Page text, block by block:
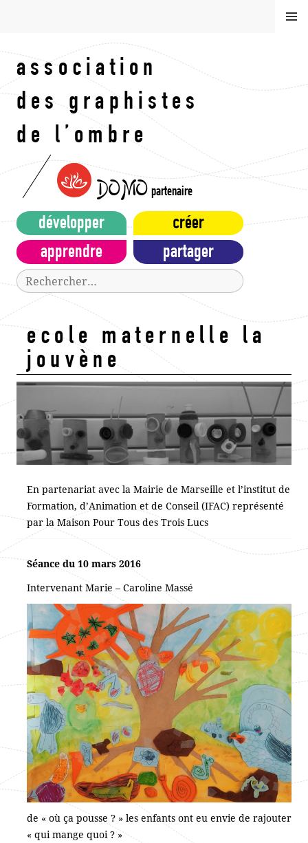
principal
association
des graphistes
de l’ombre
DOMO partenaire
MEN
U
développer
créer
apprendre
partager
Rechercher :
ecole maternelle la
jouvène
En partenariat avec la Mairie de Marseille et l’institut de
Formation, d’Animation et de Conseil (IFAC) représenté
par la Maison Pour Tous des Trois Lucs
Séance du 10 mars 2016
Intervenant Marie – Caroline Massé
de « où ça pousse ? » les enfants ont eu envie de rajouter
« qui mange quoi ? »